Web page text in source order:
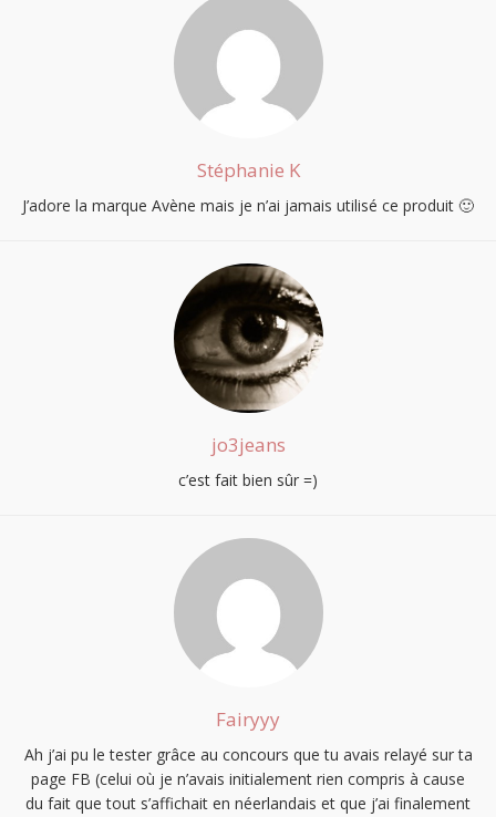
Stéphanie K
J’adore la marque Avène mais je n’ai jamais utilisé ce produit 🙂
jo3jeans
c’est fait bien sûr =)
Fairyyy
Ah j’ai pu le tester grâce au concours que tu avais relayé sur ta
page FB (celui où je n’avais initialement rien compris à cause
du fait que tout s’affichait en néerlandais et que j’ai finalement